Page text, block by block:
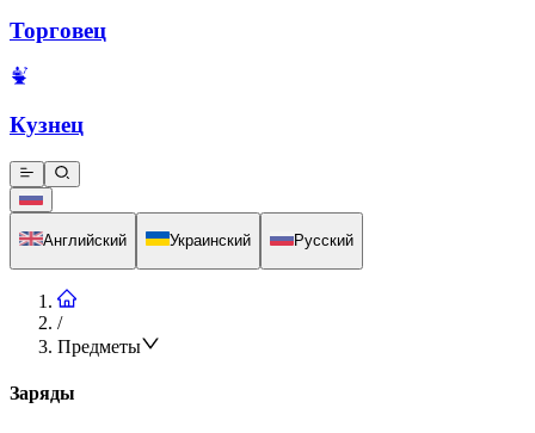
Торговец
Кузнец
Английский Украинский Русский
/
Предметы
Заряды